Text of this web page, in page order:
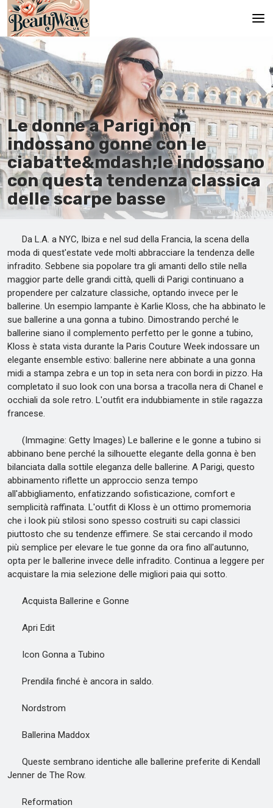
Pagina principale
En
Ru
It
De
Le donne a Parigi non
indossano gonne con le
ciabatte&mdash;le indossano
con questa tendenza classica
delle scarpe basse
Da L.A. a NYC, Ibiza e nel sud della Francia, la scena della
moda di quest'estate vede molti abbracciare la tendenza delle
infradito. Sebbene sia popolare tra gli amanti dello stile nella
maggior parte delle grandi città, quelli di Parigi continuano a
propendere per calzature classiche, optando invece per le
ballerine. Un esempio lampante è Karlie Kloss, che ha abbinato le
sue ballerine a una gonna a tubino. Dimostrando perché le
ballerine siano il complemento perfetto per le gonne a tubino,
Kloss è stata vista durante la Paris Couture Week indossare un
elegante ensemble estivo: ballerine nere abbinate a una gonna
midi a stampa zebra e un top in seta nera con bordi in pizzo. Ha
completato il suo look con una borsa a tracolla nera di Chanel e
occhiali da sole retro. L'outfit era indubbiamente in stile ragazza
francese.
(Immagine: Getty Images) Le ballerine e le gonne a tubino si
abbinano bene perché la silhouette elegante della gonna è ben
bilanciata dalla sottile eleganza delle ballerine. A Parigi, questo
abbinamento riflette un approccio senza tempo
all'abbigliamento, enfatizzando sofisticazione, comfort e
semplicità raffinata. L'outfit di Kloss è un ottimo promemoria
che i look più stilosi sono spesso costruiti su capi classici
piuttosto che su tendenze effimere. Se stai cercando il modo
più semplice per elevare le tue gonne da ora fino all'autunno,
opta per le ballerine invece delle infradito. Continua a leggere per
acquistare la mia selezione delle migliori paia qui sotto.
Acquista Ballerine e Gonne
Apri Edit
Icon Gonna a Tubino
Prendila finché è ancora in saldo.
Nordstrom
Ballerina Maddox
Queste sembrano identiche alle ballerine preferite di Kendall
Jenner de The Row.
Reformation